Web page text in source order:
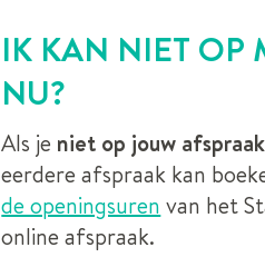
IK KAN NIET OP
NU?
Als je niet op jouw
eerdere afspraak kan
de openingsuren van het
online afspraak.